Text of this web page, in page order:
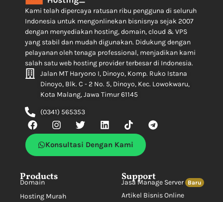
Products
Domain
Hosting Murah
Support
Jasa Manage Server Baru
Artikel Bisnis Online
Kami telah dipercaya ratusan ribu pengguna di seluruh
Indonesia untuk mengonlinekan bisnisnya sejak 2007
dengan menyediakan hosting, domain, cloud & VPS
yang stabil dan mudah digunakan. Didukung dengan
pelayanan oleh tenaga professional, menjadikan kami
salah satu web hosting provider terbesar di Indonesia.
Jalan MT Haryono I, Dinoyo, Komp. Ruko Istana
Dinoyo, Blk. C - 2 No. 5, Dinoyo, Kec. Lowokwaru,
Kota Malang, Jawa Timur 61145
(0341) 565353
Konsultasi Dengan Kami